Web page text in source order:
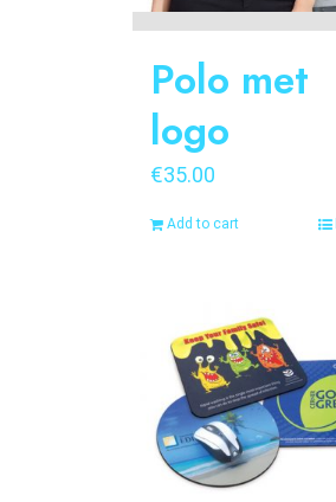
Polo met
logo
€35.00
Add to cart